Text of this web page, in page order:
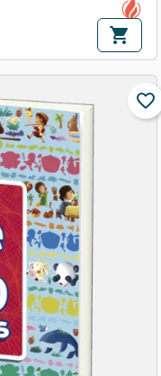
shopping_cart
favorite_border